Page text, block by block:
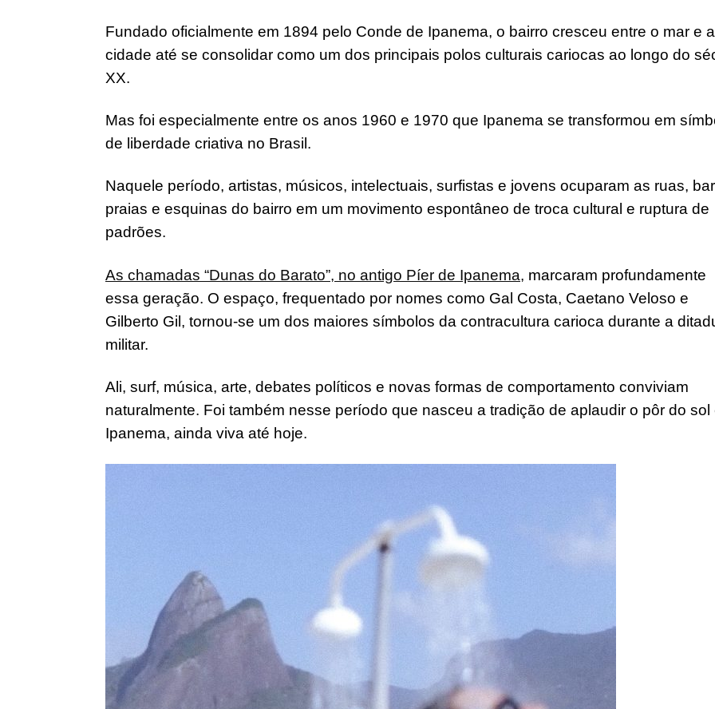
Fundado oficialmente em 1894 pelo Conde de Ipanema, o bairro cresceu entre o mar e a
cidade até se consolidar como um dos principais polos culturais cariocas ao longo do
XX.
Mas foi especialmente entre os anos 1960 e 1970 que Ipanema se transformou em
de liberdade criativa no Brasil.
Naquele período, artistas, músicos, intelectuais, surfistas e jovens ocuparam as ruas,
praias e esquinas do bairro em um movimento espontâneo de troca cultural e ruptura de
padrões.
As chamadas “Dunas do Barato”, no antigo Píer de Ipanema, marcaram profundamente
essa geração. O espaço, frequentado por nomes como Gal Costa, Caetano Veloso e
Gilberto Gil, tornou-se um dos maiores símbolos da contracultura carioca durante a
militar.
Ali, surf, música, arte, debates políticos e novas formas de comportamento conviviam
naturalmente. Foi também nesse período que nasceu a tradição de aplaudir o pôr do sol
Ipanema, ainda viva até hoje.